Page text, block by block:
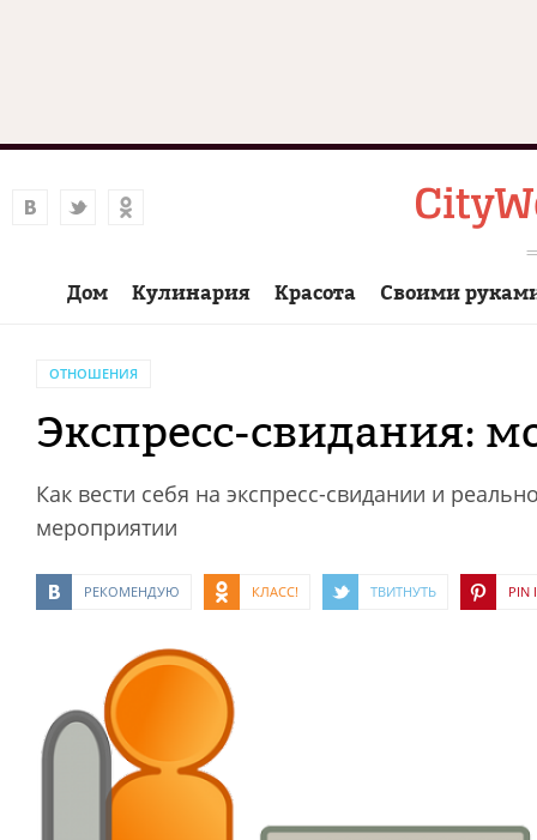
Дом Кулинария Красота Своими
ОТНОШЕНИЯ
Экспресс-свидания:
Как вести себя на экспресс-свидании и
мероприятии
РЕКОМЕНДУЮ КЛАСС! ТВИТНУТЬ PIN